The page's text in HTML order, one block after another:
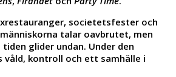
societetsfester och
talar oavbrutet, men
glider undan. Under den
våld, kontroll och ett samhälle i